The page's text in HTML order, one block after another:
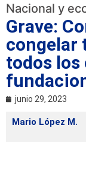
Nacional y
Grave:
congelar
todos
junio 29, 2023
Mario López M.